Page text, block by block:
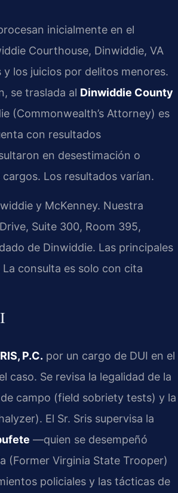
inicialmente en el
Courthouse, Dinwiddie, VA
los juicios por delitos menores.
se traslada al Dinwiddie County
(Commonwealth’s Attorney) es
con resultados
en desestimación o
Los resultados varían.
y McKenney. Nuestra
Suite 300, Room 395,
de Dinwiddie. Las principales
consulta es solo con cita
P.C. por un cargo de DUI en el
caso. Se revisa la legalidad de la
campo (field sobriety tests) y la
El Sr. Sris supervisa la
—quien se desempeñó
(Former Virginia State Trooper)
policiales y las tácticas de